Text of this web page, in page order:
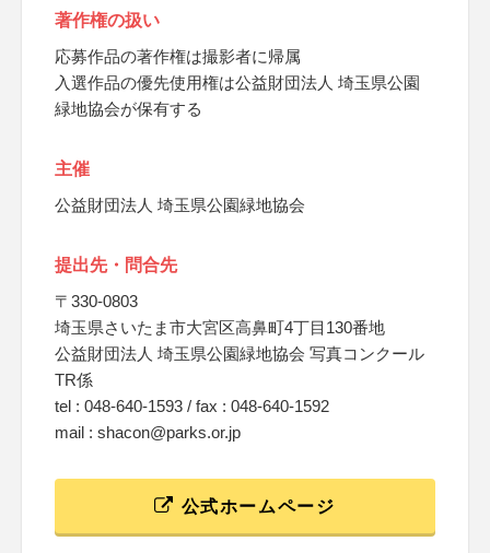
著作権の扱い
応募作品の著作権は撮影者に帰属
入選作品の優先使用権は公益財団法人 埼玉県公園
緑地協会が保有する
主催
公益財団法人 埼玉県公園緑地協会
提出先・問合先
〒330-0803
埼玉県さいたま市大宮区高鼻町4丁目130番地
公益財団法人 埼玉県公園緑地協会 写真コンクール
TR係
tel : 048-640-1593 / fax : 048-640-1592
mail : shacon@parks.or.jp
公式ホームページ